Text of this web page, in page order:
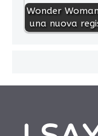
Wonder
una nuova